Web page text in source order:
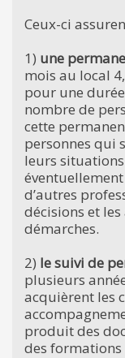
Ceux-ci
1) une
mois au local
pour une
nombre de
cette
personnes qui
leurs
d’autres
décisions et
démarches.
2) le suivi de
plusieurs
acquièrent les
produit des
des formations